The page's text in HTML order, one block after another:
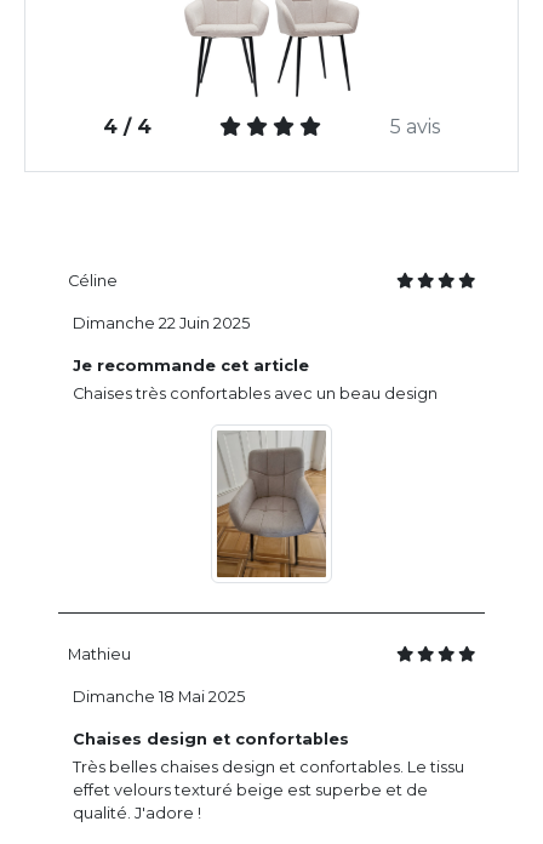
4 / 4 5 avis
Céline
Je recommande cet article
Chaises très confortables avec un beau design
Dimanche 22 Juin 2025
Mathieu
Chaises design et confortables
Très belles chaises design et confortables. Le tissu
effet velours texturé beige est superbe et de
qualité. J'adore !
Dimanche 18 Mai 2025